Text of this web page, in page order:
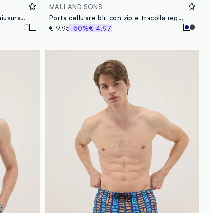
Porta costume trasparente con chiusura a zip
MAUI AND SONS
Porta cellulare blu con zip e tracolla regolabile
€ 9,95-50%€ 4,97